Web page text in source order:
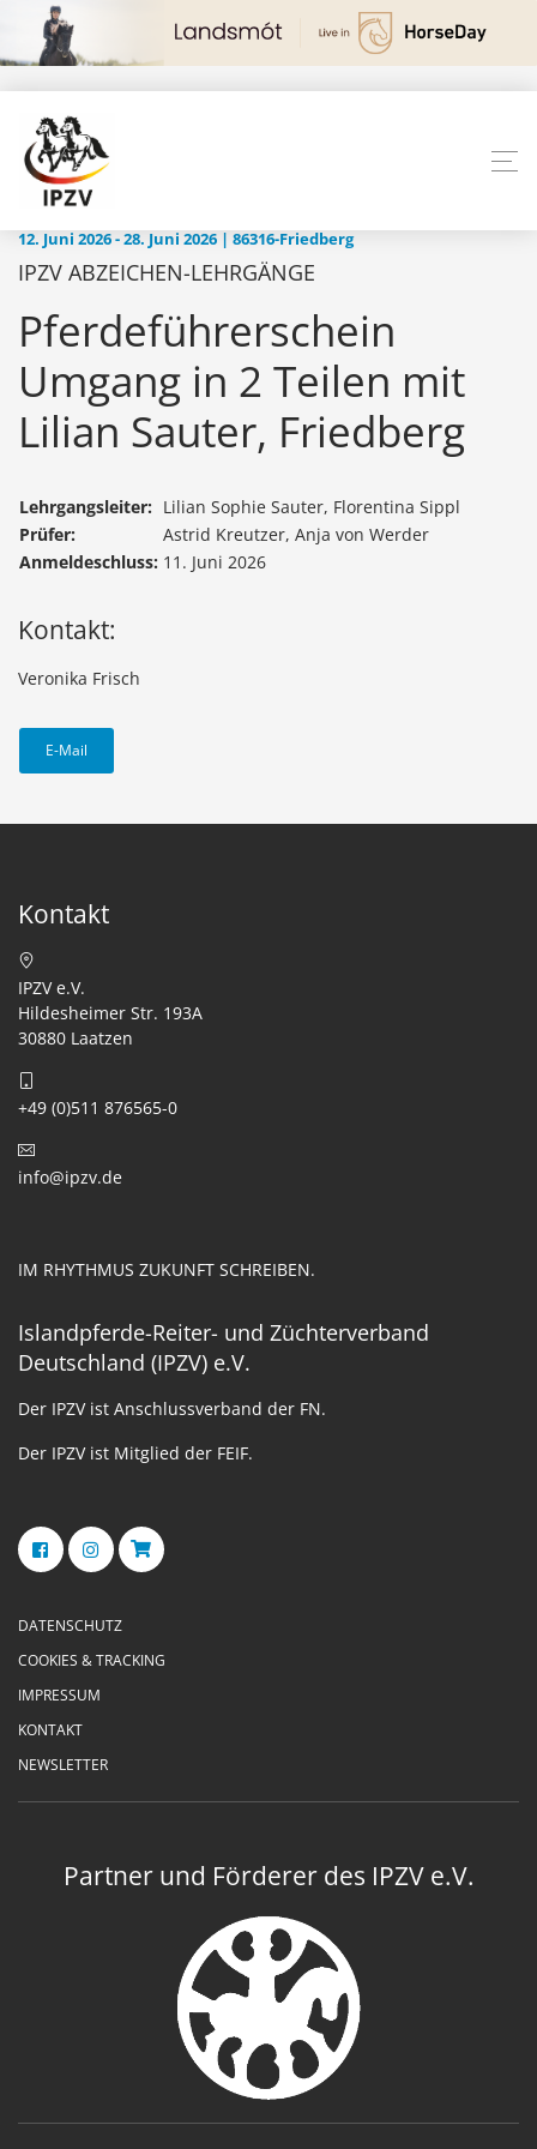
12. Juni 2026 - 28. Juni 2026 | 86316-Friedberg
IPZV ABZEICHEN-LEHRGÄNGE
Pferdeführerschein
Umgang in 2 Teilen mit
Lilian Sauter, Friedberg
Lehrgangsleiter: Lilian Sophie Sauter, Florentina Sippl
Prüfer:
Astrid Kreutzer, Anja von Werder
Anmeldeschluss: 11. Juni 2026
Kontakt:
Veronika Frisch
E-Mail
Kontakt
IPZV e.V.
Hildesheimer Str. 193A
30880 Laatzen
+49 (0)511 876565-0
info@ipzv.de
IM RHYTHMUS ZUKUNFT SCHREIBEN.
Islandpferde-Reiter- und Züchterverband
Deutschland (IPZV) e.V.
Der IPZV ist Anschlussverband der FN.
Der IPZV ist Mitglied der FEIF.
DATENSCHUTZ
COOKIES & TRACKING
IMPRESSUM
KONTAKT
NEWSLETTER
Partner und Förderer des IPZV e.V.